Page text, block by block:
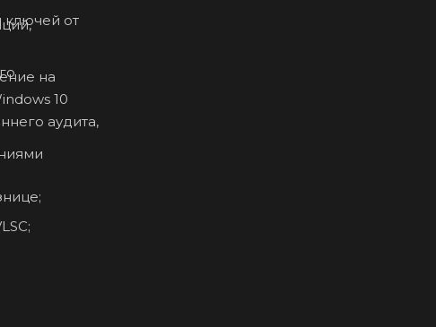
ключей от